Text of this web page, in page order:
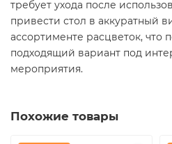
требует ухода после
привести стол в аккуратный
ассортименте расцветок, что
подходящий вариант под
мероприятия.
Похожие товары